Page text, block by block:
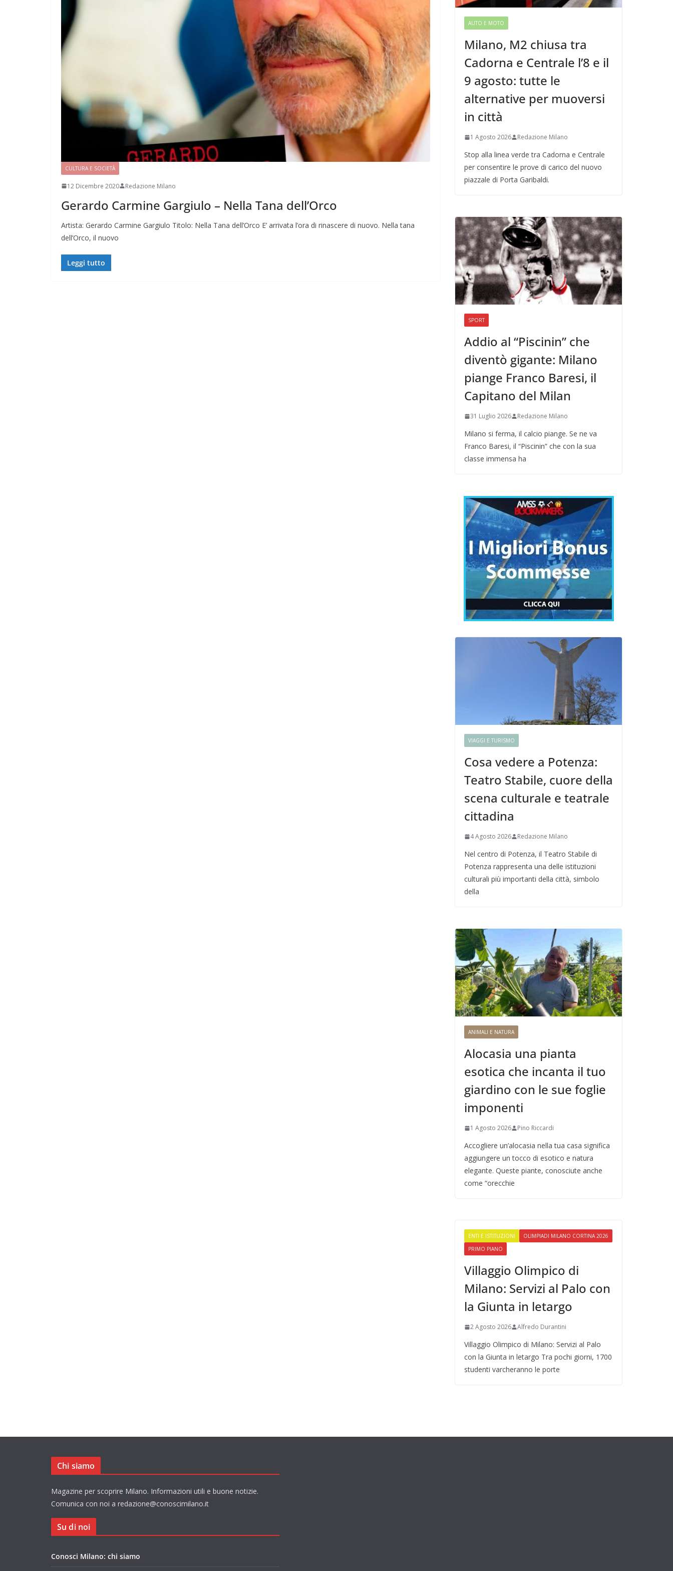
CULTURA E SOCIETÀ
12 Dicembre 2020 Redazione Milano
Gerardo Carmine Gargiulo – Nella Tana dell’Orco
Artista: Gerardo Carmine Gargiulo Titolo: Nella Tana dell’Orco E’ arrivata l’ora di rinascere di nuovo. Nella tana
dell’Orco, il nuovo
Leggi tutto
AUTO E MOTO
Milano, M2 chiusa tra
Cadorna e Centrale l’8 e il
9 agosto: tutte le
alternative per muoversi
in città
1 Agosto 2026 Redazione Milano
Stop alla linea verde tra Cadorna e Centrale
per consentire le prove di carico del nuovo
piazzale di Porta Garibaldi.
SPORT
Addio al “Piscinin” che
diventò gigante: Milano
piange Franco Baresi, il
Capitano del Milan
31 Luglio 2026 Redazione Milano
Milano si ferma, il calcio piange. Se ne va
Franco Baresi, il “Piscinin” che con la sua
classe immensa ha
VIAGGI E TURISMO
Cosa vedere a Potenza:
Teatro Stabile, cuore della
scena culturale e teatrale
cittadina
4 Agosto 2026 Redazione Milano
Nel centro di Potenza, il Teatro Stabile di
Potenza rappresenta una delle istituzioni
culturali più importanti della città, simbolo
della
ANIMALI E NATURA
Alocasia una pianta
esotica che incanta il tuo
giardino con le sue foglie
imponenti
1 Agosto 2026 Pino Riccardi
Accogliere un’alocasia nella tua casa significa
aggiungere un tocco di esotico e natura
elegante. Queste piante, conosciute anche
come “orecchie
ENTI E ISTITUZIONI
OLIMPIADI MILANO CORTINA 2026
PRIMO PIANO
Villaggio Olimpico di
Milano: Servizi al Palo con
la Giunta in letargo
2 Agosto 2026 Alfredo Durantini
Villaggio Olimpico di Milano: Servizi al Palo
con la Giunta in letargo Tra pochi giorni, 1700
studenti varcheranno le porte
Chi siamo
Magazine per scoprire Milano. Informazioni utili e buone notizie.
Comunica con noi a redazione@conoscimilano.it
Su di noi
Conosci Milano: chi siamo